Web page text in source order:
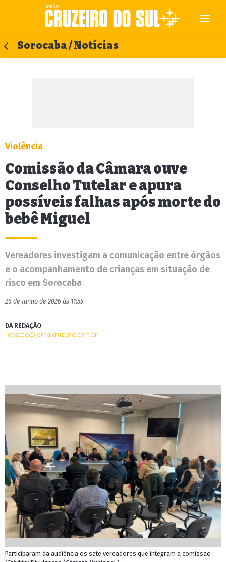
Sorocaba / Notícias
Violência
Comissão da Câmara ouve
Conselho Tutelar e apura
possíveis falhas após morte do
bebê Miguel
Vereadores investigam a comunicação entre órgãos
e o acompanhamento de crianças em situação de
risco em Sorocaba
26 de Junho de 2026 às 11:55
DA REDAÇÃO
redacao@jornalcruzeiro.com.br
Participaram da audiência os sete vereadores que integram a comissão